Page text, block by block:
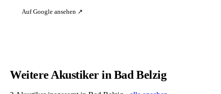
Auf Google ansehen ↗
Weitere Akustiker in Bad Belzig